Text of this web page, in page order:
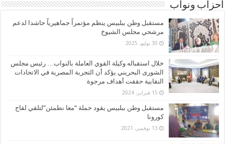
أحزاب ونواب
مستقبل وطن ببلبيس ينظم مؤتمراً جماهيرياً حاشدا لدعم
مرشحي مجلس الشيوخ
30 يوليو، 2025
خلال استقباله وكيلة القوي العاملة بالنواب… رئيس مجلس
الشورى البحريني يؤكد أن التجربة المصرية في الاتحادات
النقابية حققت أهداف مرجوة
15 فبراير، 2024
مستقبل وطن ببلبيس يقود حملة “معا نطمئن”لتلقي لقاح
كورونا
13 نوفمبر، 2021